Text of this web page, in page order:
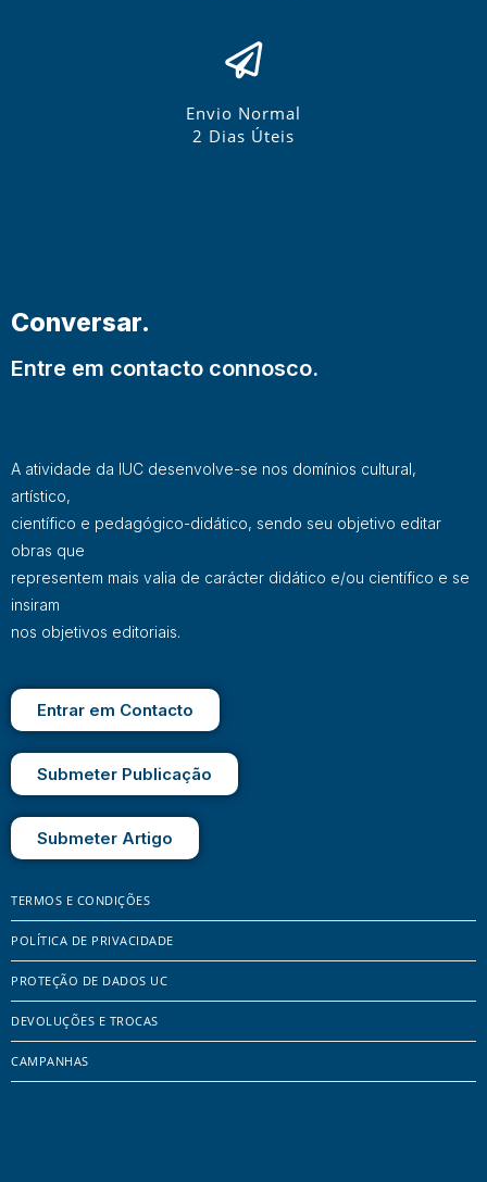
Envio Normal
2 Dias Úteis
Conversar.
Entre em contacto connosco.
A atividade da IUC desenvolve-se nos domínios cultural,
artístico,
científico e pedagógico-didático, sendo seu objetivo editar
obras que
representem mais valia de carácter didático e/ou científico e se
insiram
nos objetivos editoriais.
Entrar em Contacto
Submeter Publicação
Submeter Artigo
TERMOS E CONDIÇÕES
POLÍTICA DE PRIVACIDADE
PROTEÇÃO DE DADOS UC
DEVOLUÇÕES E TROCAS
CAMPANHAS